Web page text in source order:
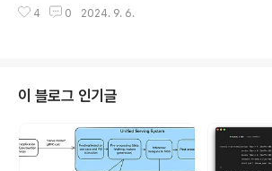
방식:라운드 로빈은 가장 간단하고 널리 사용되는 로드 밸
트 기반(Event-Driven) 마이크로서비스 아키텍처는 빠
기존 아키텍처와의 차별점, 그리고 이를 도입했을 때의 장
점에 대해 설명하겠습니다.1. 이벤트 기반 마이크로서비스
아키텍처의 주요 개념이벤트 기반 마이크로서비스는 **이
벤트(event)**라는 데이터를 트리거로 하여 마이크로서
비스들이 서로 통신하고 상호작용하는 아키텍처입니다.핵
4 0 2024. 9. 6.
이 블로그 인기글